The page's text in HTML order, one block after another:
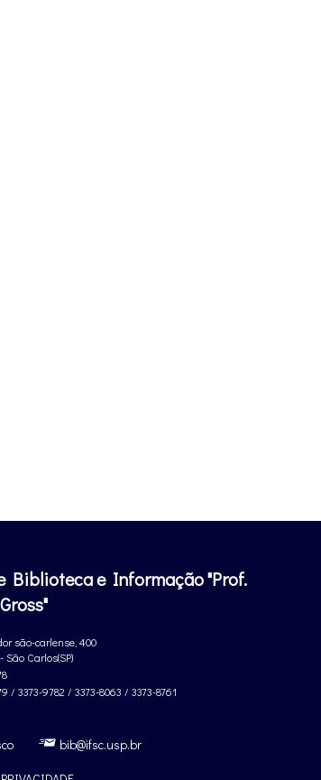
Biblioteca e Informação "Prof.
são-carlense, 400
São Carlos(SP)
/ 3373-9782 / 3373-8063 / 3373-8761
bib@ifsc.usp.br